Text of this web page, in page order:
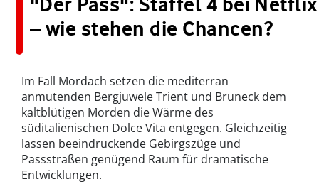
– wie stehen die Chancen?
Im Fall Mordach setzen die mediterran
anmutenden Bergjuwele Trient und Bruneck dem
kaltblütigen Morden die Wärme des
süditalienischen Dolce Vita entgegen. Gleichzeitig
lassen beeindruckende Gebirgszüge und
Passstraßen genügend Raum für dramatische
Entwicklungen.